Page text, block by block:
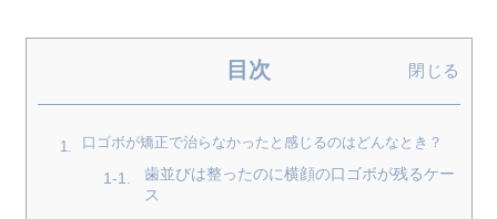
目次 閉じる
口ゴボが矯正で治らなかったと感じるのはどんなとき？
歯並びは整ったのに横顔の口ゴボが残るケー
ス